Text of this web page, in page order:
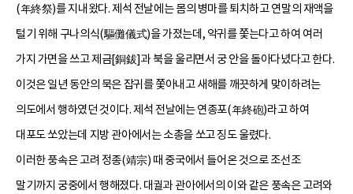
(年終祭)를 지내왔다. 제석 전날에는 몸의 병마를 퇴치하고 연말의 재액을
털기 위해 구나의식(驅儺儀式)을 가졌는데, 악귀를 쫓는다고 하여 여러
가지 가면을 쓰고 제금[銅鈸]과 북을 울리면서 궁 안을 돌아다녔다고 한다.
이것은 일년 동안의 묵은 잡귀를 쫓아내고 새해를 깨끗하게 맞이하려는
의도에서 행하였던 것이다. 제석 전날에는 연종포(年終砲)라고 하여
대포도 쏘았는데 지방 관아에서는 소총을 쏘고 징도 울렸다.
이러한 풍속은 고려 정종(靖宗) 때 중국에서 들어온 것으로 조선조
말기까지 궁중에서 행해졌다. 대궐과 관아에서의 이와 같은 풍속은 고려와